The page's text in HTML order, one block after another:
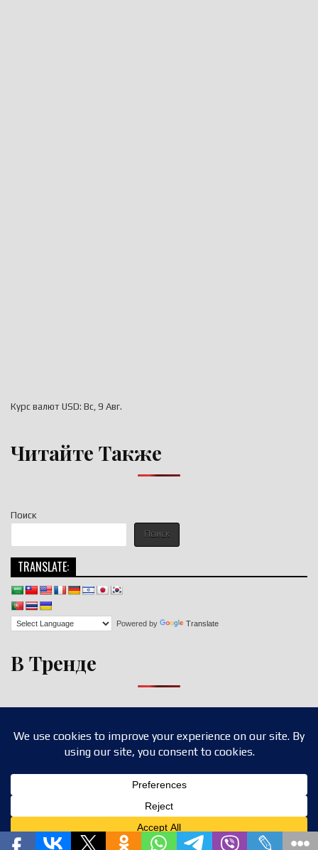
Поиск
Поиск
TRANSLATE:
Powered by Translate
В Тренде
Курс валют USD: Вс, 9 Авг.
Читайте Также
Design by ThemesDNA.com
Privacy & Cookies Policy
Translate »